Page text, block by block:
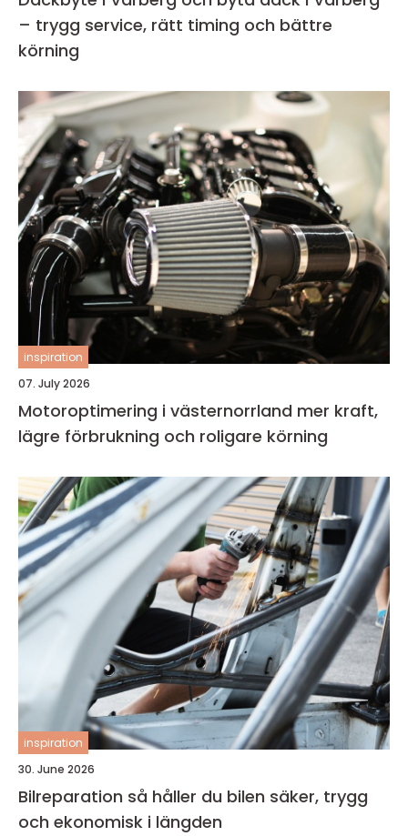
– trygg service, rätt timing och bättre
körning
inspiration
07. July 2026
Motoroptimering i västernorrland mer kraft,
lägre förbrukning och roligare körning
inspiration
30. June 2026
Bilreparation så håller du bilen säker, trygg
och ekonomisk i längden